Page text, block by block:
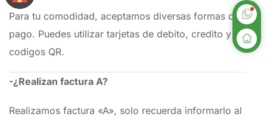
Para tu comodidad, aceptamos diversas formas de
pago. Puedes utilizar tarjetas de debito, credito y
codigos QR.
-¿Realizan factura A?
Realizamos factura «A», solo recuerda informarlo al